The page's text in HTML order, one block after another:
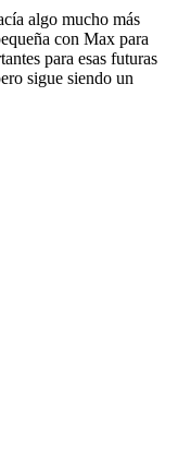
algo mucho más
con Max para
para esas futuras
sigue siendo un